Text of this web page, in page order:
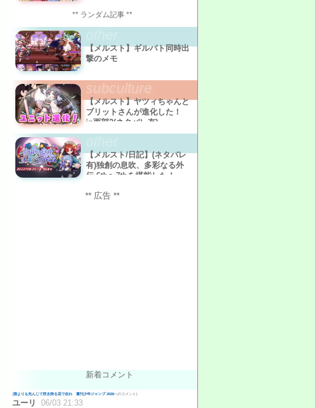
** ランダム記事 **
【メルスト】ギルバト同時出
撃のメモ
subculture
【メルスト】ヤツィちゃんと
ブリットさんが進化した！
in西部2(ネタバレ有)
【メルスト/日記】(ネタバレ
有)独創の息吹、多彩なる外
伝 6th〜7thを堪能した！
** 広告 **
新着コメント
(誰よりも先んじて咲き誇る花で在れ 週刊少年ジャンプ 2026へのコメント)
ユーリ 06/03 21:33